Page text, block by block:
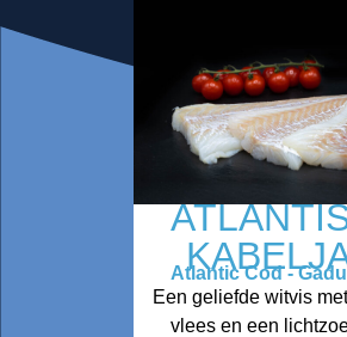
Atlantic Cod -
Een geliefde witvis
vlees en een